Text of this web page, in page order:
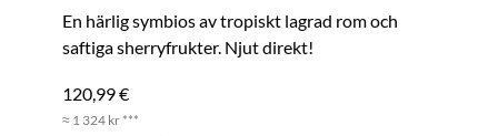
En härlig symbios av tropiskt lagrad rom och
saftiga sherryfrukter. Njut direkt!
120,99 €
≈ 1 324 kr ***